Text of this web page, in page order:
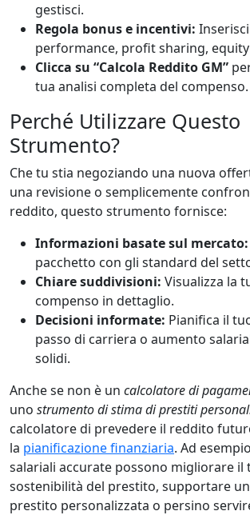
gestisci.
Regola bonus e incentivi:
performance, profit sharing,
Clicca su “Calcola Reddito GM”
tua analisi completa del compenso.
Perché Utilizzare Questo
Strumento?
Che tu stia negoziando una nuova
una revisione o semplicemente
reddito, questo strumento fornisce:
Informazioni basate sul mercato:
pacchetto con gli standard del
Chiare suddivisioni: Visualizza la
compenso in dettaglio.
Decisioni informate: Pianifica il
passo di carriera o aumento
solidi.
Anche se non è un calcolatore di
uno strumento di stima di prestiti
calcolatore di prevedere il reddito
la pianificazione finanziaria. Ad
salariali accurate possono migliorare
sostenibilità del prestito, supportare
prestito personalizzata o persino